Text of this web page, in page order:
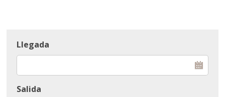
Llegada
Salida